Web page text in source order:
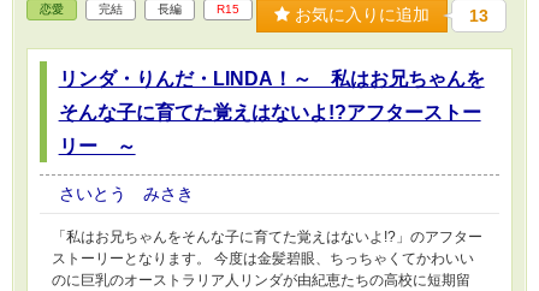
恋愛 完結 長編 R15 お気に入りに追加 13
リンダ・りんだ・LINDA！～ 私はお兄ちゃんを
そんな子に育てた覚えはないよ!?アフターストー
リー ～
さいとう みさき
「私はお兄ちゃんをそんな子に育てた覚えはないよ!?」のアフター
ストーリーとなります。 今度は金髪碧眼、ちっちゃくてかわいい
のに巨乳のオーストラリア人リンダが由紀恵たちの高校に短期留